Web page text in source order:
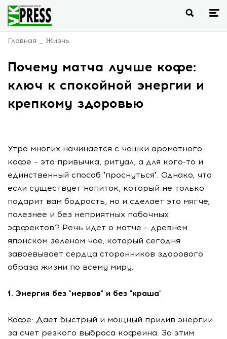
Главная Жизнь
Почему матча лучше кофе:
ключ к спокойной энергии и
крепкому здоровью
Утро многих начинается с чашки ароматного
кофе – это привычка, ритуал, а для кого-то и
единственный способ "проснуться". Однако, что
если существует напиток, который не только
подарит вам бодрость, но и сделает это мягче,
полезнее и без неприятных побочных
эффектов? Речь идет о матче – древнем
японском зеленом чае, который сегодня
завоевывает сердца сторонников здорового
образа жизни по всему миру.
1. Энергия без "нервов" и без "краша"
Кофе: Дает быстрый и мощный прилив энергии
за счет резкого выброса кофеина. За этим